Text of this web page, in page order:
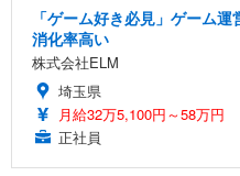
「ゲーム好き必見」ゲーム
消化率高い
株式会社ELM
埼玉県
月給32万5,100円～58万円
正社員